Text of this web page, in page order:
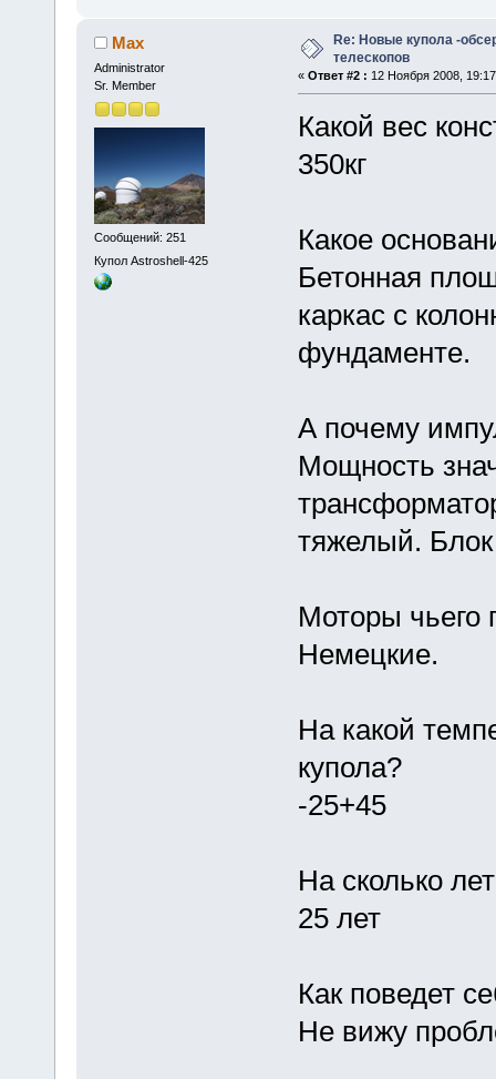
Max
Administrator
Sr. Member
Сообщений: 251
Купол Astroshell-425
Re: Новые купола -
телескопов
« Ответ #2 : 12 Ноября 2008,
Какой вес
350кг
Какое
Бетонная
каркас с
фундаменте.
А почему
Мощность
тяжелый.
Моторы чьего
Немецкие.
На какой
купола?
-25+45
На сколько
25 лет
Как поведет
Не вижу